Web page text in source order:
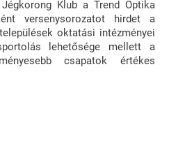
Klub a Trend Optika
versenysorozatot hirdet a
oktatási intézményei
lehetősége mellett a
csapatok értékes